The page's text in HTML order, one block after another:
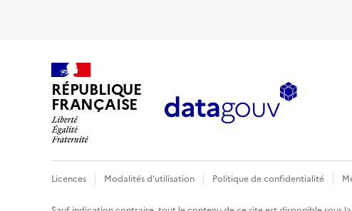
RÉPUBLIQUE
FRANÇAISE
Licences Modalités d'utilisation Politique de confidentialité